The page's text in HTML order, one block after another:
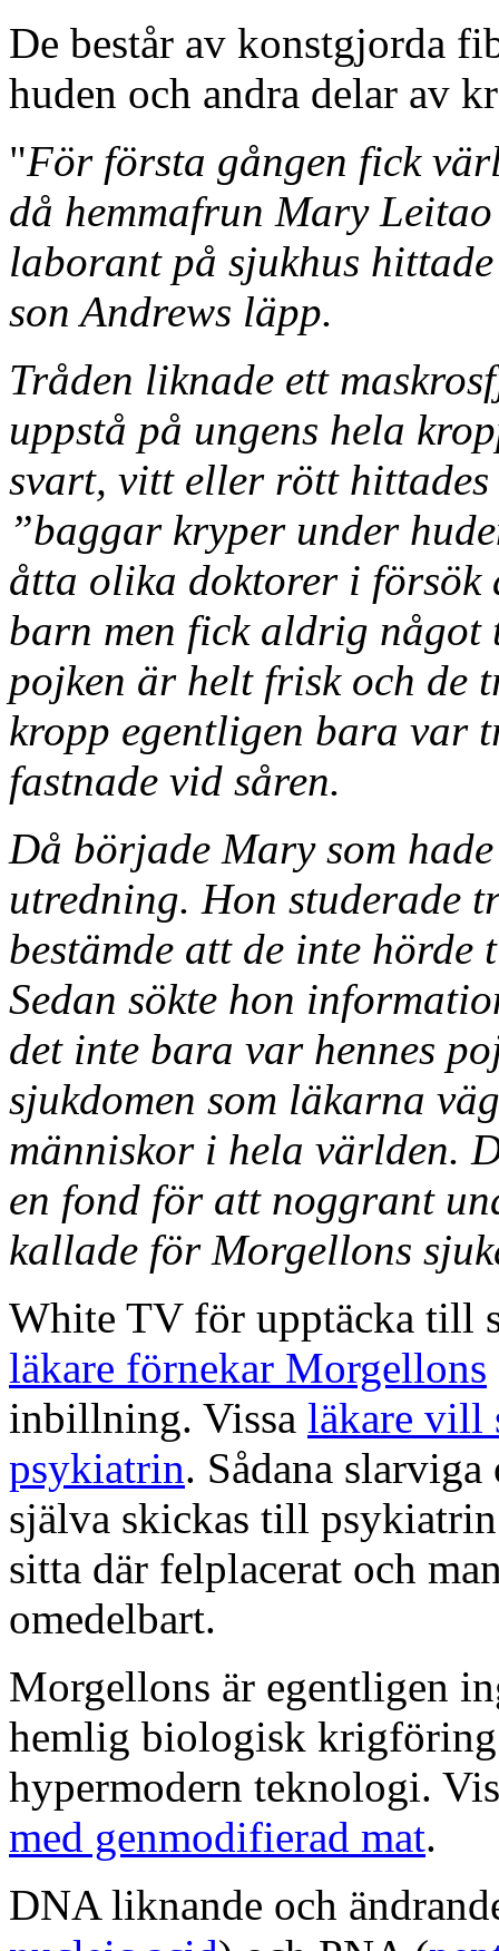
De består av konstgjorda
huden och andra delar av
"För första gången fick
då hemmafrun Mary
laborant på sjukhus
son Andrews läpp.
Tråden liknade ett
uppstå på ungens hela
svart, vitt eller rött
”baggar kryper under
åtta olika doktorer i försök
barn men fick aldrig
pojken är helt frisk och de
kropp egentligen bara var
fastnade vid såren.
Då började Mary som
utredning. Hon studerade
bestämde att de inte
Sedan sökte hon
det inte bara var hennes
sjukdomen som läkarna
människor i hela världen.
en fond för att noggrant
kallade för Morgellons
White TV för upptäcka till
läkare förnekar Morgellons
inbillning. Vissa läkare vill
psykiatrin. Sådana
själva skickas till
sitta där felplacerat och
omedelbart.
Morgellons är egentligen
hemlig biologisk
hypermodern teknologi.
med genmodifierad mat.
DNA liknande och